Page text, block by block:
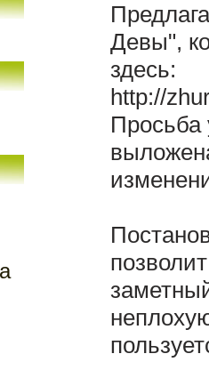
Девы",
здесь:
http://
Просьба